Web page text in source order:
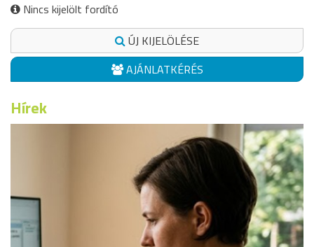
Nincs kijelölt fordító
ÚJ KIJELÖLÉSE
AJÁNLATKÉRÉS
Hírek